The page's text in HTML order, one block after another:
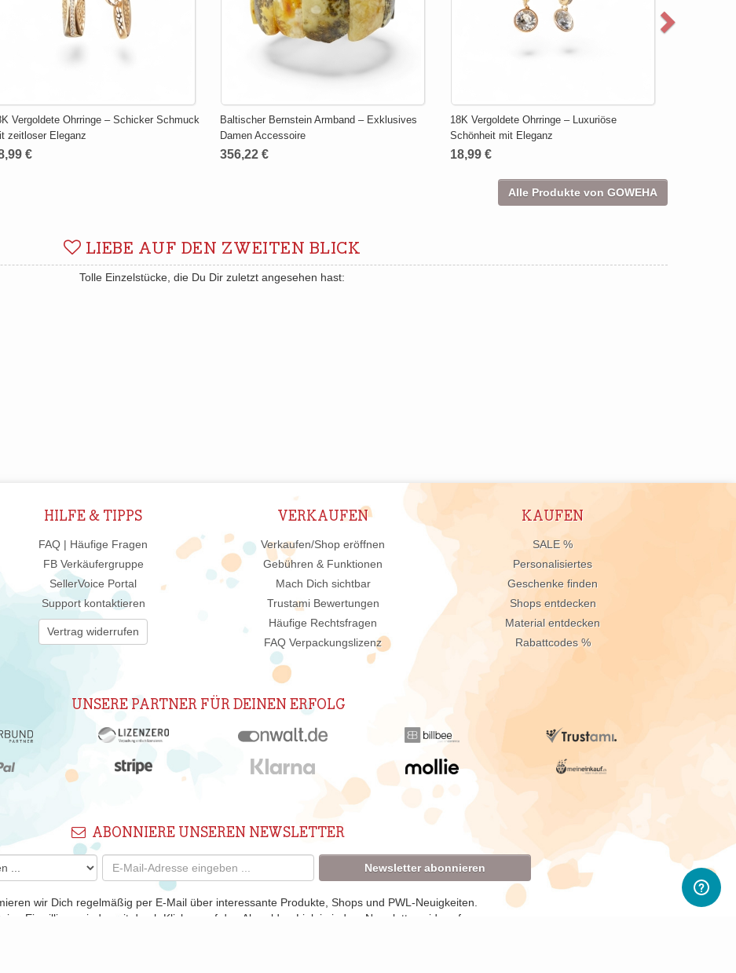
Vergoldete Ohrringe – Schicker Schmuck
zeitloser Eleganz
€
Baltischer Bernstein Armband – Exklusives
Damen Accessoire
356,22 €
18K Vergoldete Ohrringe – Luxuriöse
Schönheit mit Eleganz
18,99 €
Alle Produkte von GOWEHA
LIEBE AUF DEN ZWEITEN BLICK
Tolle Einzelstücke, die Du Dir zuletzt angesehen hast:
HILFE & TIPPS
FAQ | Häufige Fragen
FB Verkäufergruppe
SellerVoice Portal
Support kontaktieren
Vertrag widerrufen
VERKAUFEN
Verkaufen/Shop eröffnen
Gebühren & Funktionen
Mach Dich sichtbar
Trustami Bewertungen
Häufige Rechtsfragen
FAQ Verpackungslizenz
KAUFEN
SALE %
Personalisiertes
Geschenke finden
Shops entdecken
Material entdecken
Rabattcodes %
UNSERE PARTNER FÜR DEINEN ERFOLG
ABONNIERE UNSEREN NEWSLETTER
Newsletter abonnieren
wir Dich regelmäßig per E-Mail über interessante Produkte, Shops und PWL-Neuigkeiten.
Einwilligung jederzeit durch Klicken auf den Abmelden-Link in jedem Newsletter widerrufen.